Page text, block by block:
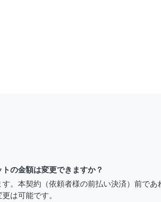
トの金額は変更できますか？
す。本契約（依頼者様の前払い決済）前であ
は可能です。